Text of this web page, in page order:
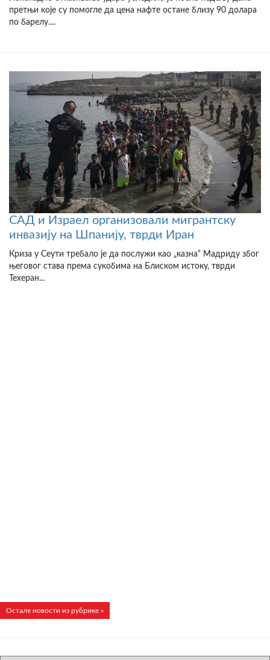
претњи које су помогле да цена нафте остане близу 90 долара
по барелу....
САД и Израел организовали мигрантску
инвазију на Шпанију, тврди Иран
Криза у Сеути требало је да послужи као „казна“ Мадриду због
његовог става према сукобима на Блиском истоку, тврди
Техеран...
Остале новости из рубрике »